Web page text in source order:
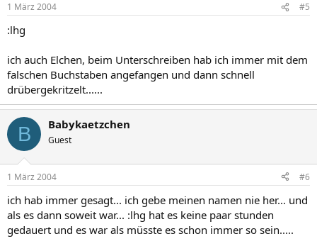
1 März 2004 #5
:lhg
ich auch Elchen, beim Unterschreiben hab ich immer mit dem
falschen Buchstaben angefangen und dann schnell
drübergekritzelt......
B Babykaetzchen
Guest
1 März 2004 #6
ich hab immer gesagt... ich gebe meinen namen nie her... und
als es dann soweit war... :lhg hat es keine paar stunden
gedauert und es war als müsste es schon immer so sein.....